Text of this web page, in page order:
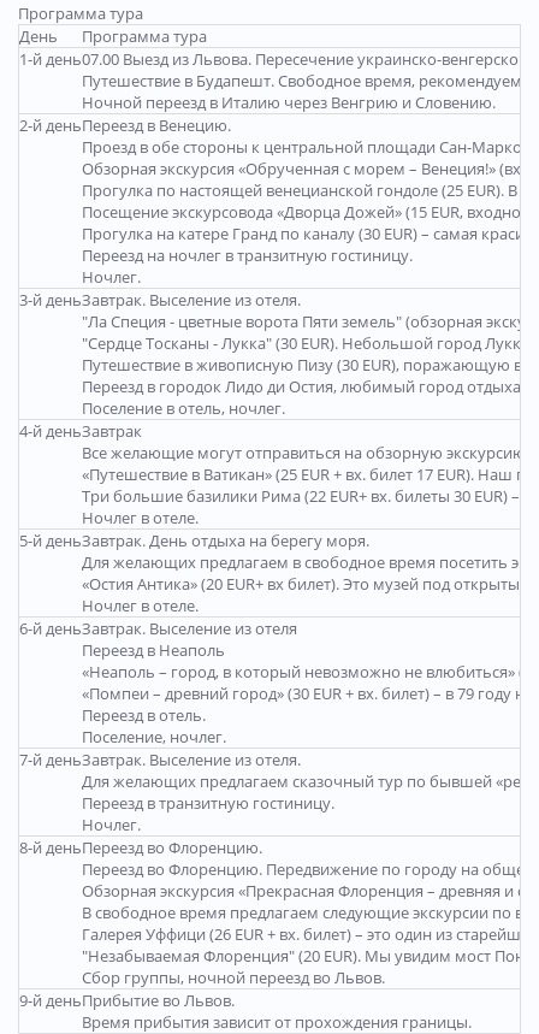
Программа тура
День
Программа тура
1-й день07.00 Выезд из Львова. Пересечение украинско-венгерской
Путешествие в Будапешт. Свободное время, рекомендуем
Ночной переезд в Италию через Венгрию и Словению.
2-й деньПереезд в Венецию.
Проезд в обе стороны к центральной площади Сан-Марко на
Обзорная экскурсия «Обрученная с морем – Венеция!»
Прогулка по настоящей венецианской гондоле (25 EUR). В
Посещение экскурсовода «Дворца Дожей» (15 EUR,
Прогулка на катере Гранд по каналу (30 EUR) – самая
Переезд на ночлег в транзитную гостиницу.
Ночлег.
3-й деньЗавтрак. Выселение из отеля.
"Ла Специя - цветные ворота Пяти земель" (обзорная
"Сердце Тосканы - Лукка" (30 EUR). Небольшой город
Путешествие в живописную Пизу (30 EUR), поражающую
Переезд в городок Лидо ди Остия, любимый город отдыха
Поселение в отель, ночлег.
4-й деньЗавтрак
Все желающие могут отправиться на обзорную экскурсию
«Путешествие в Ватикан» (25 EUR + вх. билет 17 EUR).
Три большие базилики Рима (22 EUR+ вх. билеты 30 EUR)
Ночлег в отеле.
5-й деньЗавтрак. День отдыха на берегу моря.
Для желающих предлагаем в свободное время посетить
«Остия Антика» (20 EUR+ вх билет). Это музей под
Ночлег в отеле.
6-й деньЗавтрак. Выселение из отеля
Переезд в Неаполь
«Неаполь – город, в который невозможно не влюбиться»
«Помпеи – древний город» (30 EUR + вх. билет) – в 79
Переезд в отель.
Поселение, ночлег.
7-й деньЗавтрак. Выселение из отеля.
Для желающих предлагаем сказочный тур по бывшей
Переезд в транзитную гостиницу.
Ночлег.
8-й деньПереезд во Флоренцию.
Переезд во Флоренцию. Передвижение по городу на
Обзорная экскурсия «Прекрасная Флоренция – древняя и
В свободное время предлагаем следующие экскурсии по
Галерея Уффици (26 EUR + вх. билет) – это один из
"Незабываемая Флоренция" (20 EUR). Мы увидим мост
Сбор группы, ночной переезд во Львов.
9-й деньПрибытие во Львов.
Время прибытия зависит от прохождения границы.